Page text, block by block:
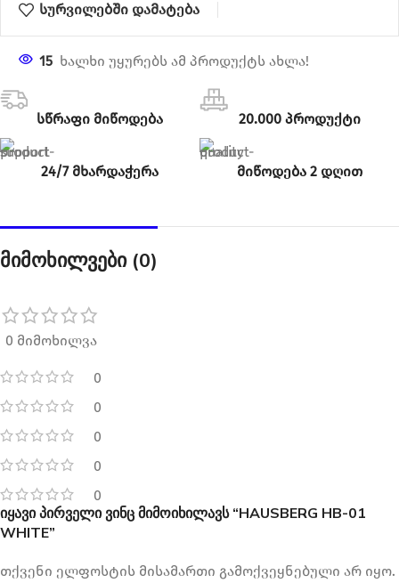
სურვილებში დამატება
15 ხალხი უყურებს ამ პროდუქტს ახლა!
სწრაფი მიწოდება 20.000 პროდუქტი
24/7 მხარდაჭერა მიწოდება 2 დღით
მიმოხილვები (0)
0 მიმოხილვა
0
0
0
0
0
იყავი პირველი ვინც მიმოიხილავს “HAUSBERG HB-01
WHITE”
თქვენი ელფოსტის მისამართი გამოქვეყნებული არ იყო.